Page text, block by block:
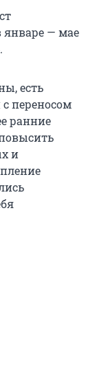
январе — мае
есть
переносом
ранние
и